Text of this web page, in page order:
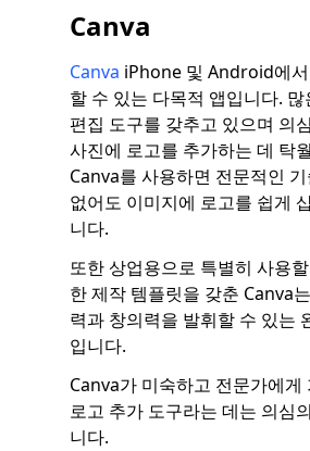
Canva
Canva iPhone 및 Android에
할 수 있는 다목적 앱입니다.
편집 도구를 갖추고 있으며 의
사진에 로고를 추가하는 데 탁
Canva를 사용하면 전문적인
없어도 이미지에 로고를 쉽게
니다.
또한 상업용으로 특별히 사용
한 제작 템플릿을 갖춘 Canva
력과 창의력을 발휘할 수 있는
입니다.
Canva가 미숙하고 전문가에게
로고 추가 도구라는 데는 의심
니다.